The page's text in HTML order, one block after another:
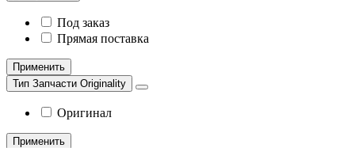
Под заказ
Прямая поставка
Применить
Тип Запчасти Originality
Оригинал
Применить